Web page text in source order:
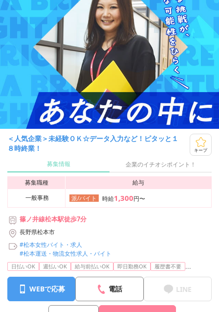
＜人気企業＞未経験ＯＫ☆データ入力など！ピタッと１
８時終業！
キープ
募集情報 企業のイチオシポイント！
募集職種
給与
一般事務
派/バイト 時給1,300円〜
篠ノ井線松本駅徒歩7分
長野県松本市
#松本女性バイト・求人
#松本運送・物流女性求人・バイト
日払いOK 週払いOK 給与前払いOK 即日勤務OK 履歴書不要 ...
WEBで応募 電話 LINE